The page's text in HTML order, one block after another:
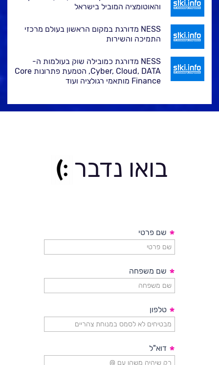
והאוטומציה המוביל בישראל
NESS מדורגת במקום הראשון בעולם מרכזי
התמיכה והשירות
NESS מדורגת כמובילה שוק בעולמות ה-
Cyber, Cloud, DATA, הטמעת פתרונות Core
Finance מותאמי רגולציה ועוד
בואו נדבר
שם פרטי *
שם משפחה *
טלפון *
דוא"ל *